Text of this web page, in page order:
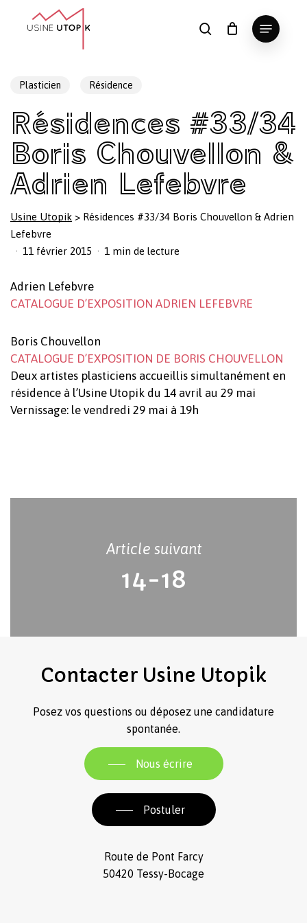
search
Menu
Panier Fermer
le
Votre panier est vide.
Revenir à l'Artotek
Plasticien Résidence
Résidences #33/34
Boris Chouvellon &
Adrien Lefebvre
Usine Utopik > Résidences #33/34 Boris Chouvellon & Adrien
Lefebvre
11 février 2015
1 min de lecture
Adrien Lefebvre
CATALOGUE D’EXPOSITION ADRIEN LEFEBVRE
Boris Chouvellon
CATALOGUE D’EXPOSITION DE BORIS CHOUVELLON
Deux artistes plasticiens accueillis simultanément en
résidence à l’Usine Utopik du 14 avril au 29 mai
Vernissage: le vendredi 29 mai à 19h
Article suivant
14-18
Contacter Usine Utopik
Posez vos questions ou déposez une candidature
spontanée.
Nous écrire
Postuler
Route de Pont Farcy
50420 Tessy-Bocage
Close